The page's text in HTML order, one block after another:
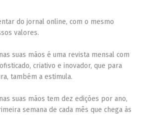
do jornal online, com o mesmo
valores.
suas mãos é uma revista mensal com
criativo e inovador, que para
também a estimula.
suas mãos tem dez edições por ano,
semana de cada mês que chega às